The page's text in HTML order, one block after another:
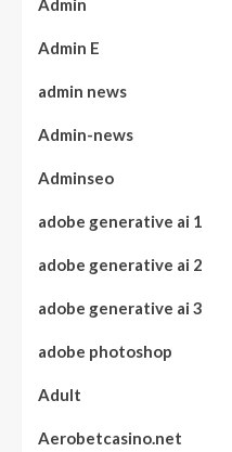
Admin
Admin E
admin news
Admin-news
Adminseo
adobe generative ai 1
adobe generative ai 2
adobe generative ai 3
adobe photoshop
Adult
Aerobetcasino.net